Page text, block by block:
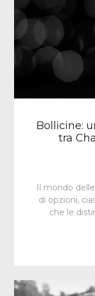
Bollicine:
tra
Il mondo
di opzioni,
che le